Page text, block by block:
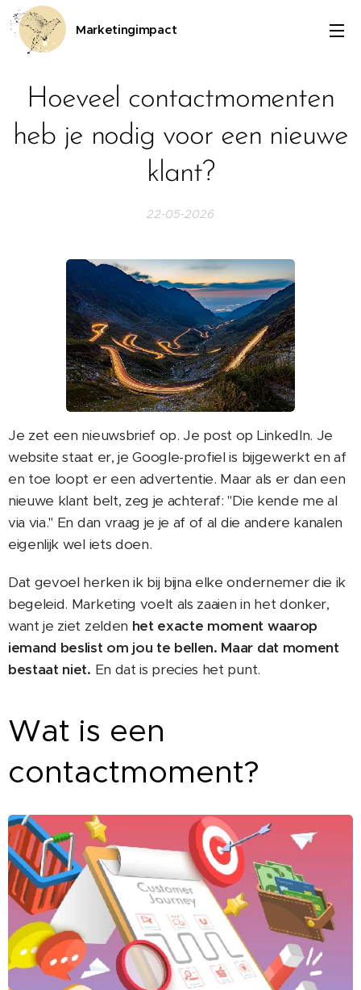
Marketingimpact
Hoeveel contactmomenten
heb je nodig voor een nieuwe
klant?
22-05-2026
Je zet een nieuwsbrief op. Je post op LinkedIn. Je
website staat er, je Google-profiel is bijgewerkt en af
en toe loopt er een advertentie. Maar als er dan een
nieuwe klant belt, zeg je achteraf: "Die kende me al
via via." En dan vraag je je af of al die andere kanalen
eigenlijk wel iets doen.
Dat gevoel herken ik bij bijna elke ondernemer die ik
begeleid. Marketing voelt als zaaien in het donker,
want je ziet zelden het exacte moment waarop
iemand beslist om jou te bellen. Maar dat moment
bestaat niet. En dat is precies het punt.
Wat is een
contactmoment?